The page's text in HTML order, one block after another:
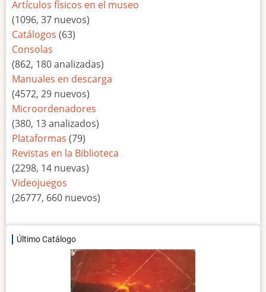
Artículos físicos en el museo
(1096, 37 nuevos)
Catálogos (63)
Consolas
(862, 180 analizadas)
Manuales en descarga
(4572, 29 nuevos)
Microordenadores
(380, 13 analizados)
Plataformas (79)
Revistas en la Biblioteca
(2298, 14 nuevas)
Videojuegos
(26777, 660 nuevos)
Último Catálogo